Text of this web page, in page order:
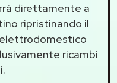
direttamente a
ripristinando il
ricambi